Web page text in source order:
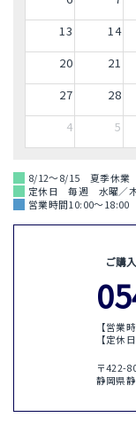
13
14
20
21
27
28
4
5
8/12～8/15 夏季休業
定休日 毎週 水曜／
営業時間10:00～18:00
ご購
【営業
【定休
〒422-
静岡県